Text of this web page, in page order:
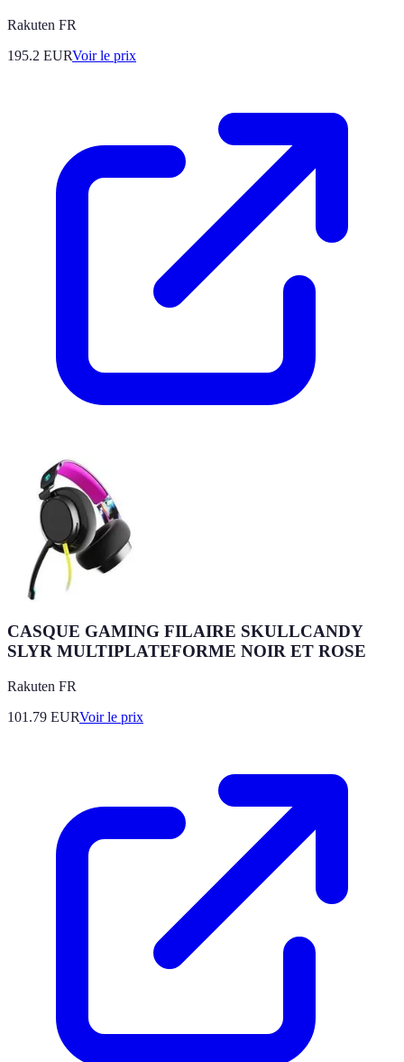
Rakuten FR
195.2 EURVoir le prix
CASQUE GAMING FILAIRE SKULLCANDY
SLYR MULTIPLATEFORME NOIR ET ROSE
Rakuten FR
101.79 EURVoir le prix